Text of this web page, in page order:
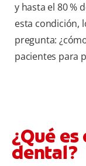
y hasta el 80 %
esta condición,
pregunta:
pacientes para
¿Qué
dental?